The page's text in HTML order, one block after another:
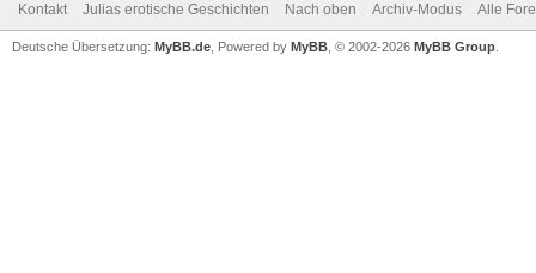
Kontakt Julias erotische Geschichten Nach oben Archiv-Modus Alle
Deutsche Übersetzung: MyBB.de , Powered by MyBB , © 2002-2026 MyBB Group